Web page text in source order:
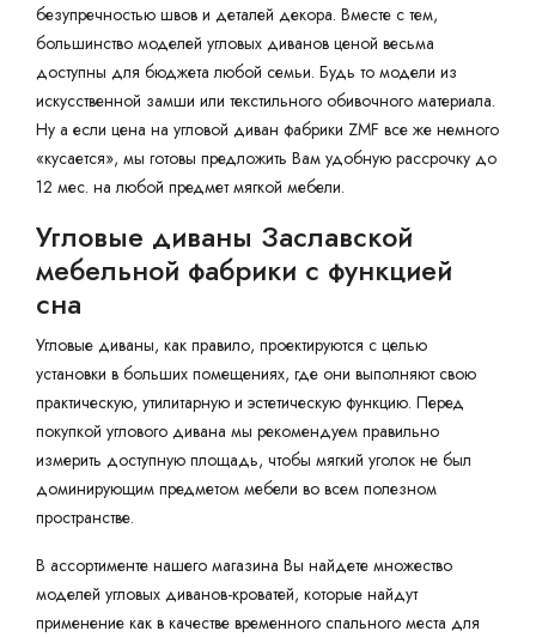
безупречностью швов и деталей декора. Вместе с тем,
большинство моделей угловых диванов ценой весьма
доступны для бюджета любой семьи. Будь то модели из
искусственной замши или текстильного обивочного материала.
Ну а если цена на угловой диван фабрики ZMF все же немного
«кусается», мы готовы предложить Вам удобную рассрочку до
12 мес. на любой предмет мягкой мебели.
Угловые диваны Заславской
мебельной фабрики с функцией
сна
Угловые диваны, как правило, проектируются с целью
установки в больших помещениях, где они выполняют свою
практическую, утилитарную и эстетическую функцию. Перед
покупкой углового дивана мы рекомендуем правильно
измерить доступную площадь, чтобы мягкий уголок не был
доминирующим предметом мебели во всем полезном
пространстве.
В ассортименте нашего магазина Вы найдете множество
моделей угловых диванов-кроватей, которые найдут
применение как в качестве временного спального места для